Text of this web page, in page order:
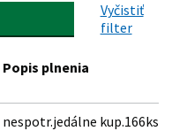
Vyčistiť
filter
Popis plnenia
nespotr.jedálne kup.166ks